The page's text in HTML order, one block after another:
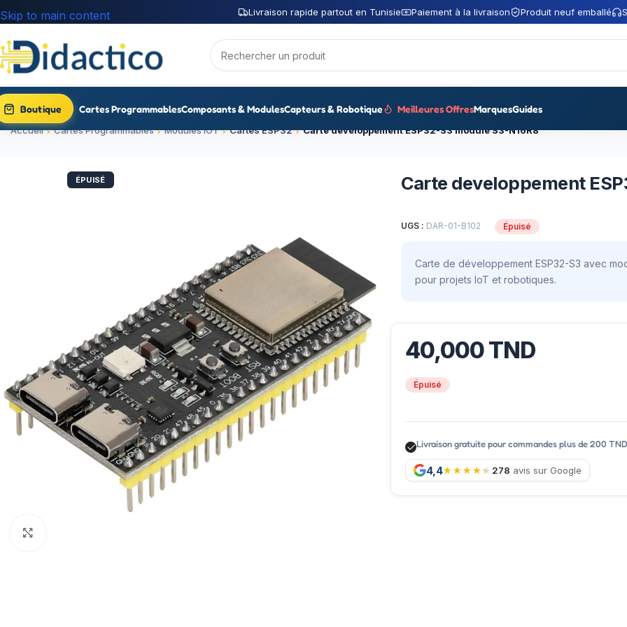
Livraison rapide partout en Tunisie Paiement à la livraison Produit neuf emballé
Skip to main content
Boutique Cartes ProgrammablesComposants & ModulesCapteurs & Robotique Meilleures OffresMarquesGuides
Accueil Cartes Programmables Modules IOT Cartes ESP32 Carte developpement ESP32-S3 module S3-N16R8
ÉPUISÉ Carte developpement
UGS : DAR-01-B102 Épuisé
Carte de développement ESP32-S3 avec
pour projets IoT et robotiques.
40,000TND
Épuisé
Livraison gratuite pour commandes plus de 200 TND
4,4 278 avis sur Google